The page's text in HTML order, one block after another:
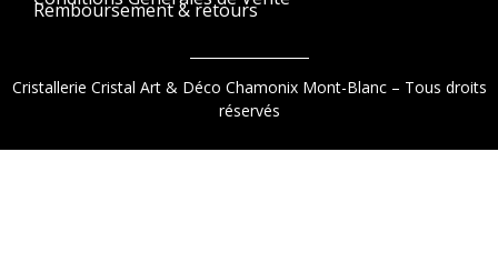
9.2/10(1521 avis)
Remboursement & retours
Cristallerie Cristal Art & Déco Chamonix Mont-Blanc – Tous droits
réservés